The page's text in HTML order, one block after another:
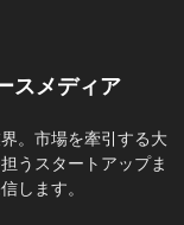
スメディア
。市場を牽引する大
うスタートアップま
します。